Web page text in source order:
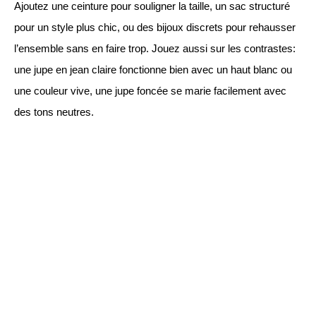
Ajoutez une ceinture pour souligner la taille, un sac structuré
pour un style plus chic, ou des bijoux discrets pour rehausser
l’ensemble sans en faire trop. Jouez aussi sur les contrastes:
une jupe en jean claire fonctionne bien avec un haut blanc ou
une couleur vive, une jupe foncée se marie facilement avec
des tons neutres.